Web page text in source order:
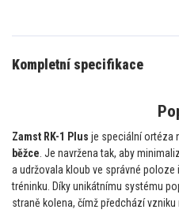
Kompletní specifikace
Zamst RK-1 Plus je speciální ortéza
běžce . Je navržena tak, aby
a udržovala kloub ve správné
tréninku. Díky unikátnímu systému
straně kolena, čímž předchází